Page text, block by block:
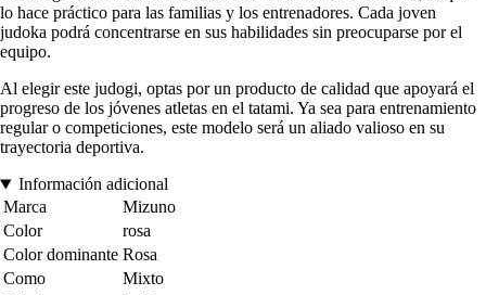
lo hace práctico para las familias y los entrenadores. Cada joven
judoka podrá concentrarse en sus habilidades sin preocuparse por el
equipo.
Al elegir este judogi, optas por un producto de calidad que apoyará el
progreso de los jóvenes atletas en el tatami. Ya sea para entrenamiento
regular o competiciones, este modelo será un aliado valioso en su
trayectoria deportiva.
Información adicional
Marca
Mizuno
Color
rosa
Color dominante Rosa
Como
Mixto